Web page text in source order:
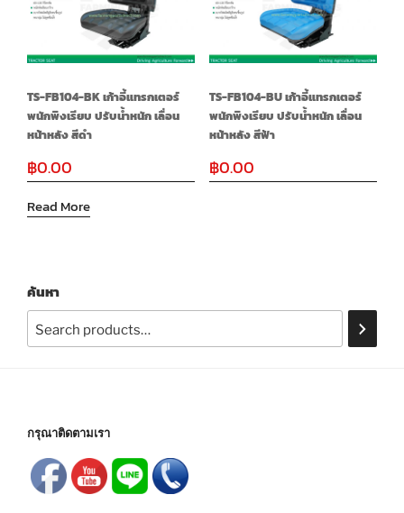
TS-FB104-BK เก้าอี้แทรกเตอร์
พนักพิงเรียบ ปรับน้ำหนัก เลื่อน
หน้าหลัง สีดำ
฿0.00
Read More
TS-FB104-BU เก้าอี้แทรกเตอร์
พนักพิงเรียบ ปรับน้ำหนัก เลื่อน
หน้าหลัง สีฟ้า
฿0.00
ค้นหา
กรุณาติดตามเรา